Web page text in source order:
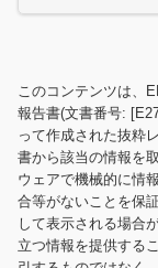
このコンテンツは、
報告書(文書番号:
って作成された抜粋
書から該当の情報を
ウェアで機械的に情
合等がないことを保
して表示される場合
立つ情報を提供する